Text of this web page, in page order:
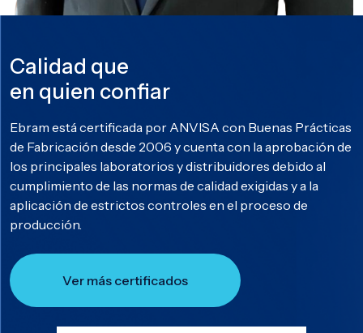
Calidad que
en quien confiar
Ebram está certificada por ANVISA con Buenas Prácticas
de Fabricación desde 2006 y cuenta con la aprobación de
los principales laboratorios y distribuidores debido al
cumplimiento de las normas de calidad exigidas y a la
aplicación de estrictos controles en el proceso de
producción.
Ver más certificados